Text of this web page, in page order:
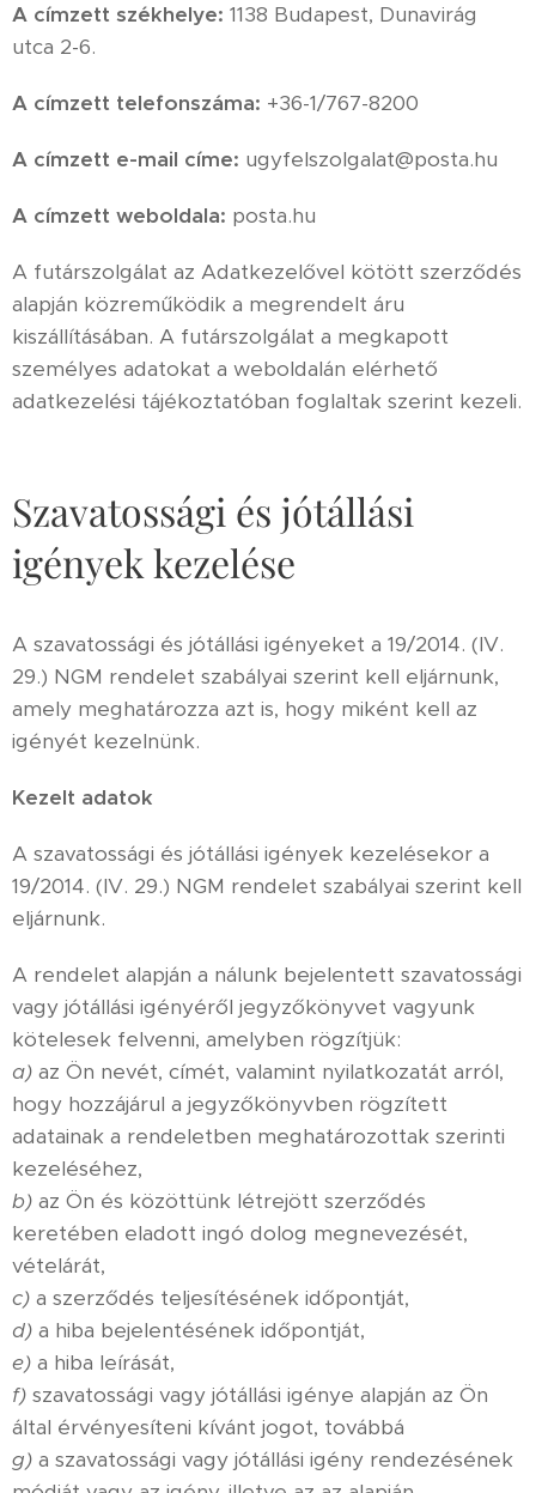
A címzett székhelye: 1138 Budapest, Dunavirág
utca 2-6.
A címzett telefonszáma: +36-1/767-8200
A címzett e-mail címe: ugyfelszolgalat@posta.hu
A címzett weboldala: posta.hu
A futárszolgálat az Adatkezelővel kötött szerződés
alapján közreműködik a megrendelt áru
kiszállításában. A futárszolgálat a megkapott
személyes adatokat a weboldalán elérhető
adatkezelési tájékoztatóban foglaltak szerint kezeli.
Szavatossági és jótállási
igények kezelése
A szavatossági és jótállási igényeket a 19/2014. (IV.
29.) NGM rendelet szabályai szerint kell eljárnunk,
amely meghatározza azt is, hogy miként kell az
igényét kezelnünk.
Kezelt adatok
A szavatossági és jótállási igények kezelésekor a
19/2014. (IV. 29.) NGM rendelet szabályai szerint kell
eljárnunk.
A rendelet alapján a nálunk bejelentett szavatossági
vagy jótállási igényéről jegyzőkönyvet vagyunk
kötelesek felvenni, amelyben rögzítjük:
a) az Ön nevét, címét, valamint nyilatkozatát arról,
hogy hozzájárul a jegyzőkönyvben rögzített
adatainak a rendeletben meghatározottak szerinti
kezeléséhez,
b) az Ön és közöttünk létrejött szerződés
keretében eladott ingó dolog megnevezését,
vételárát,
c) a szerződés teljesítésének időpontját,
d) a hiba bejelentésének időpontját,
e) a hiba leírását,
f) szavatossági vagy jótállási igénye alapján az Ön
által érvényesíteni kívánt jogot, továbbá
g) a szavatossági vagy jótállási igény rendezésének